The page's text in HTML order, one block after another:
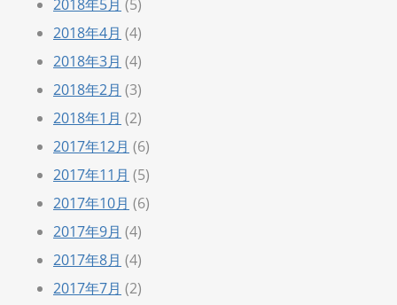
2018年5月 (5)
2018年4月 (4)
2018年3月 (4)
2018年2月 (3)
2018年1月 (2)
2017年12月 (6)
2017年11月 (5)
2017年10月 (6)
2017年9月 (4)
2017年8月 (4)
2017年7月 (2)